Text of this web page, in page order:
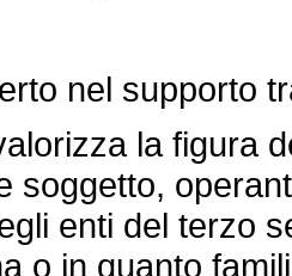
nel supporto
la figura
soggetto,
enti del terzo
o in quanto